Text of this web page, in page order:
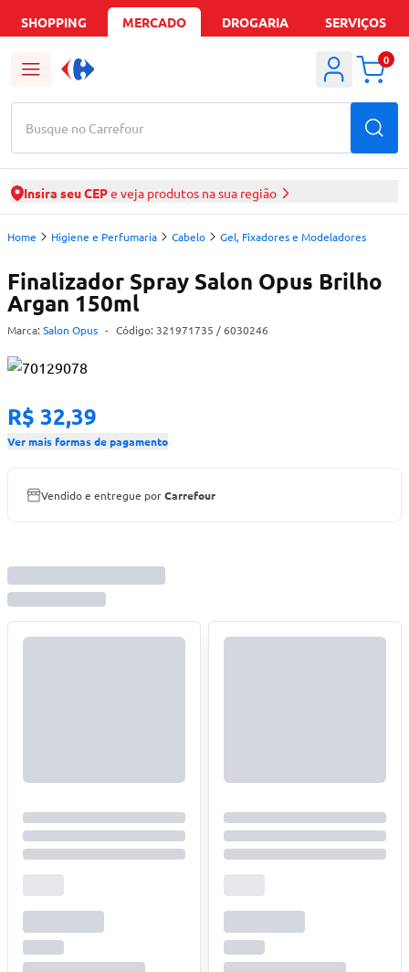
SHOPPING MERCADO DROGARIA SERVIÇOS
Busque no Carrefour
0
Insira seu CEPe veja produtos na sua região
Home Higiene e Perfumaria Cabelo Gel, Fixadores e Modeladores
Finalizador Spray Salon Opus Brilho
Argan 150ml
Marca: Salon Opus - Código: 321971735 / 6030246
R$ 32,39
Ver mais formas de pagamento
Vendido e entregue porCarrefour